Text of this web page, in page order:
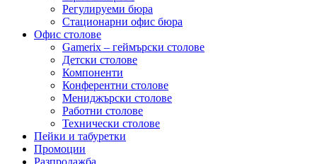
Регулируеми бюра
Стационарни офис бюра
Офис столове
Gamerix – геймърски столове
Детски столове
Компоненти
Конферентни столове
Мениджърски столове
Работни столове
Технически столове
Пейки и табуретки
Промоции
Разпродажба